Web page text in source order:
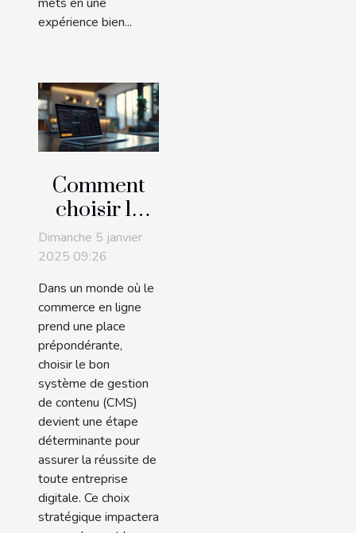
expérience bien...
Comment
choisir le
bon CMS
pour votre
entreprise
en ligne
Dimanche 5 janvier
2025 09:26
Dans un monde où le
commerce en ligne
prend une place
prépondérante,
choisir le bon
système de gestion
de contenu (CMS)
devient une étape
déterminante pour
assurer la réussite de
toute entreprise
digitale. Ce choix
stratégique impactera